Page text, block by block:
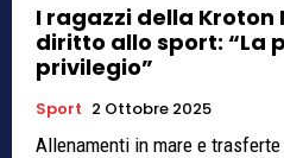
I ragazzi della Kroton
diritto allo sport: “La
privilegio”
Sport 2 Ottobre 2025
Allenamenti in mare e